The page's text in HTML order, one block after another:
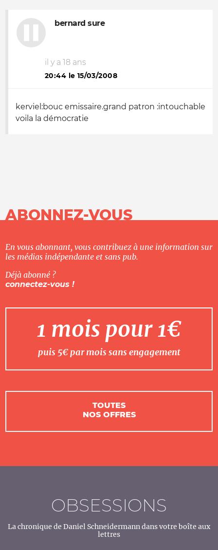
bernard sure
il y a 18 ans
20:44 le 15/03/2008
kerviel:bouc emissaire.grand patron :intouchable
voila la démocratie
ABONNEZ-VOUS
En vous abonnant, vous contribuez à une information sur
les médias indépendante et sans pub.
Déjà abonné ?
connectez-vous !
1 mois pour 1€
puis 5€ par mois sans engagement
TOUTES
NOS OFFRES
OBSESSIONS
La chronique de Daniel Schneidermann dans votre boîte aux
lettres